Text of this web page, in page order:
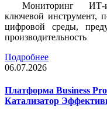
Мониторинг ИТ-
ключевой инструмент,
цифровой среды,
производительность
Подробнее
06.07.2026
Платформа Business
Катализатор